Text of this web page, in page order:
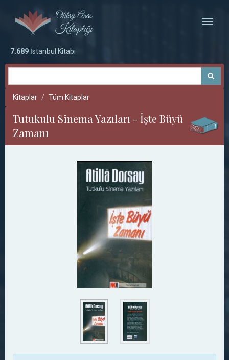
Toggle
7.689 İstanbul Kitabı
Kitaplar Tüm Kitaplar
Tutukulu Sinema Yazıları - İşte Büyü
Zamanı